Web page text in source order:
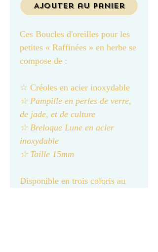
Ajouter au panier
Ces Boucles d'oreilles pour les
petites « Raffinées » en herbe se
compose de :
☆ Créoles en acier inoxydable
☆ Pampille en perles de verre,
de jade, et de culture
☆ Breloque Lune en acier
inoxydable
☆ Taille 15mm
Disponible en trois coloris au